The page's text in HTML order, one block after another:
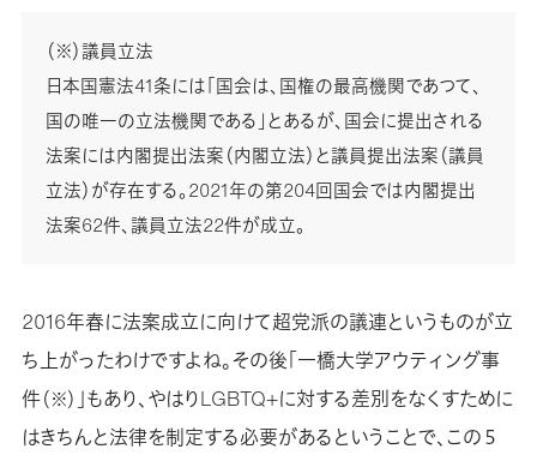
（※）議員立法
日本国憲法41条には「国会は、国権の最高機関であつて、
国の唯一の立法機関である」とあるが、国会に提出される
法案には内閣提出法案（内閣立法）と議員提出法案（議員
立法）が存在する。2021年の第204回国会では内閣提出
法案62件、議員立法22件が成立。
2016年春に法案成立に向けて超党派の議連というものが立
ち上がったわけですよね。その後「一橋大学アウティング事
件（※） 」もあり、やはりLGBTQ+に対する差別をなくすために
はきちんと法律を制定する必要があるということで、この５